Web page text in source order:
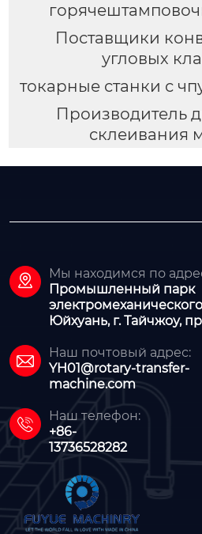
Поставщики
угловых
токарные станки с
Производитель
склеивания

Мы находимся по
Промышленный парк
Юйхуань, г. Тайчжоу,

Наш почтовый адрес:
YH01@rotary-transfer-
machine.com

Наш телефон:
+86-
13736528282